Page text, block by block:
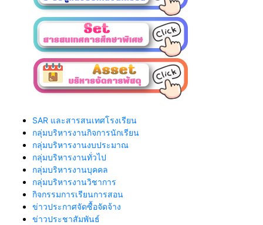
SAR และสารสนเทศโรงเรียน
กลุ่มบริหารงานกิจการนักเรียน
กลุ่มบริหารงานงบประมาณ
กลุ่มบริหารงานทั่วไป
กลุ่มบริหารงานบุคคล
กลุ่มบริหารงานวิชาการ
กิจกรรมการเรียนการสอน
ข่าวประกาศจัดซื้อจัดจ้าง
ข่าวประชาสัมพันธ์